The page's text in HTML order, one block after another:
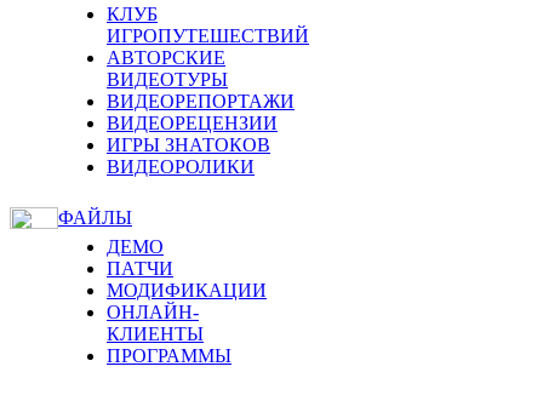
КЛУБ
ИГРОПУТЕШЕСТВИЙ
АВТОРСКИЕ
ВИДЕОТУРЫ
ВИДЕОРЕПОРТАЖИ
ВИДЕОРЕЦЕНЗИИ
ИГРЫ ЗНАТОКОВ
ВИДЕОРОЛИКИ
ФАЙЛЫ
ДЕМО
ПАТЧИ
МОДИФИКАЦИИ
ОНЛАЙН-
КЛИЕНТЫ
ПРОГРАММЫ